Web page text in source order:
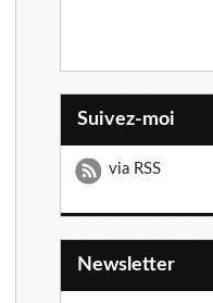
Suivez-moi
via RSS
Newsletter